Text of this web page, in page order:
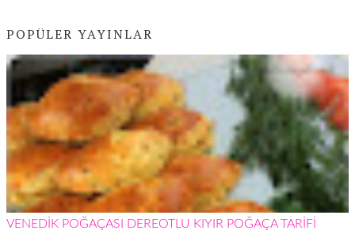
POPÜLER YAYINLAR
VENEDİK POĞAÇASI DEREOTLU KIYIR POĞAÇA TARİFİ